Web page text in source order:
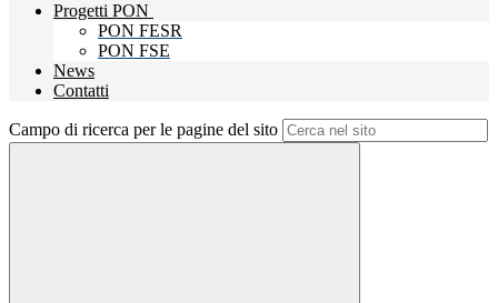
Progetti PON
PON FESR
PON FSE
News
Contatti
Campo di ricerca per le pagine del sito